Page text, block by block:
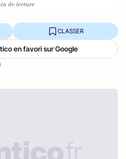
de lecture
CLASSER
en favori sur Google